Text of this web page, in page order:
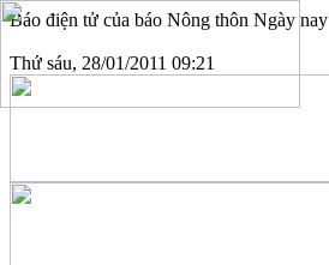
Báo điện tử của báo Nông thôn Ngày nay
Thứ sáu, 28/01/2011 09:21